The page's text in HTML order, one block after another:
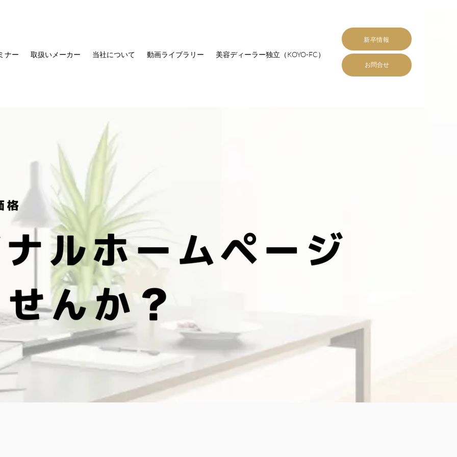
ナー 取扱いメーカー 当社について 動画ライブラリー 美容ディーラー独立（KOYO-FC）
新卒情報
お問合せ